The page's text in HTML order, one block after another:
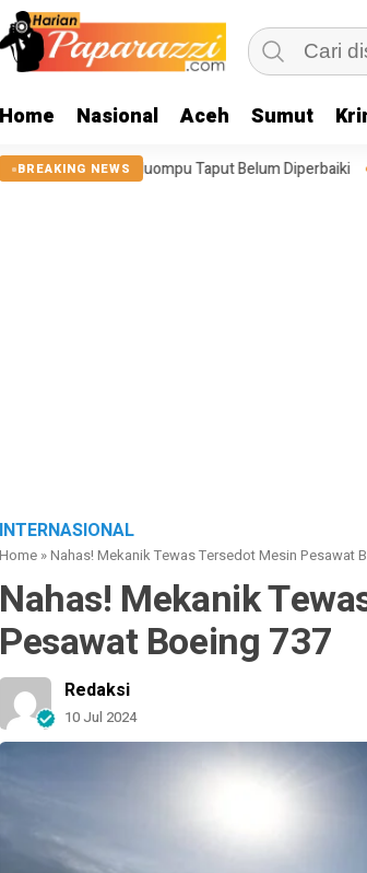
Home Nasional Aceh Sumut
BREAKING NEWS
Taput Belum Diperbaiki Jufri Sitompul
INTERNASIONAL
Home »Nahas! Mekanik Tewas Tersedot Mesin Pesawat
Nahas! Mekanik
Pesawat Boeing 737
Redaksi
10 Jul 2024